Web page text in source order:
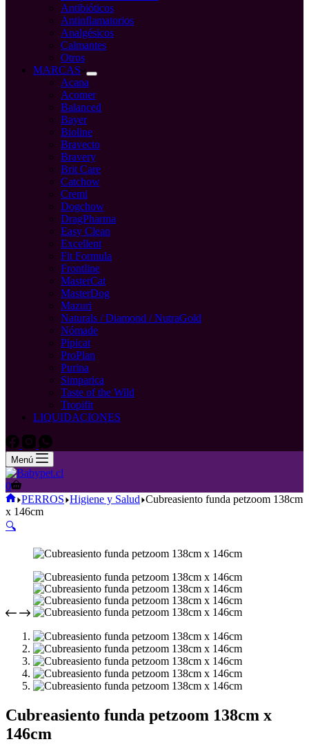
Antibióticos
Antinflamatorios
Analgésicos
Calmantes
Otros
MARCAS
Acana
Acomer
Balanced
Bayer
Bioline
Bravecto
Bravery
Brit Care
Catchow
Cremi
Dogchow
DragPharma
Easy Clean
Excellent
Fit Formula
Frontline
MasterCat
MasterDog
Mazuri
Naturals / Diamond / NutraGold
Nómade
Pipicat
ProPlan
Purina
Simparica
Taste of the Wild
Tropifit
LIQUIDACIONES
Menú
Carro
de
compra
0
Inicio
PERROS Higiene y Salud Cubreasiento funda petzoom 138cm
x 146cm
🔍
Cubreasiento funda petzoom 138cm x
146cm